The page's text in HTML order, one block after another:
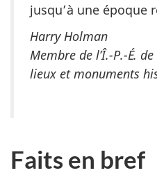
jusqu’à une époque
Harry Holman
Membre de l’Î.-P.-É.
lieux et monuments
Faits en bref